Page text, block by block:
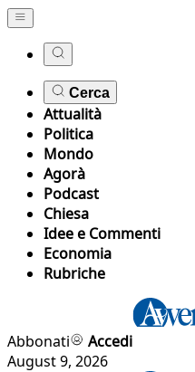
Cerca
Attualità
Politica
Mondo
Agorà
Podcast
Chiesa
Idee e Commenti
Economia
Rubriche
Abbonati
Accedi
August 9, 2026